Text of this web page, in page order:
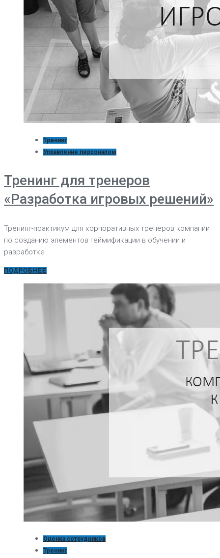
Тренинг
Управление персоналом
Тренинг для тренеров
«Разработка игровых решений»
Тренинг-практикум для корпоративных тренеров компании
по созданию элементов геймификации в обучении и
разработке
ПОДРОБНЕЕ
Оценка сотрудников
Тренинг